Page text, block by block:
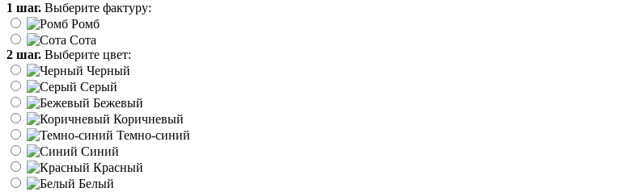
1 шаг. Выберите фактуру:
Ромб
Сота
2 шаг. Выберите цвет:
Черный
Серый
Бежевый
Коричневый
Темно-синий
Синий
Красный
Белый